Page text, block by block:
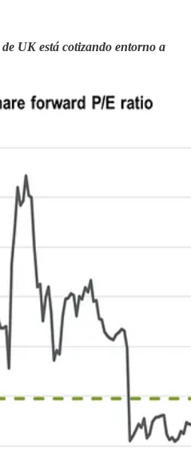
UK está cotizando entorno a